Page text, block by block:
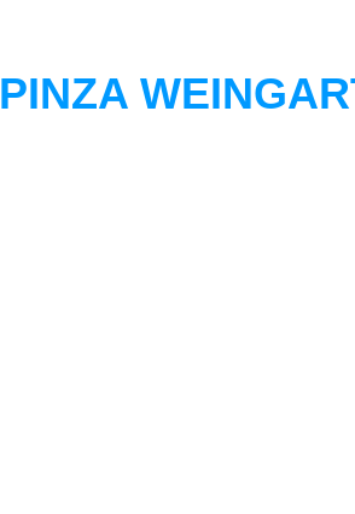
PINZA